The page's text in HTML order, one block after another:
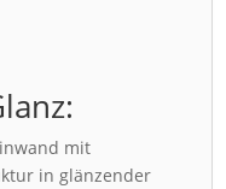
mit
in glänzender